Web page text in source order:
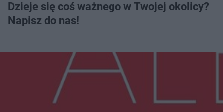
Dzieje się coś ważnego w Twojej okolicy?
Napisz do nas!
Więcej